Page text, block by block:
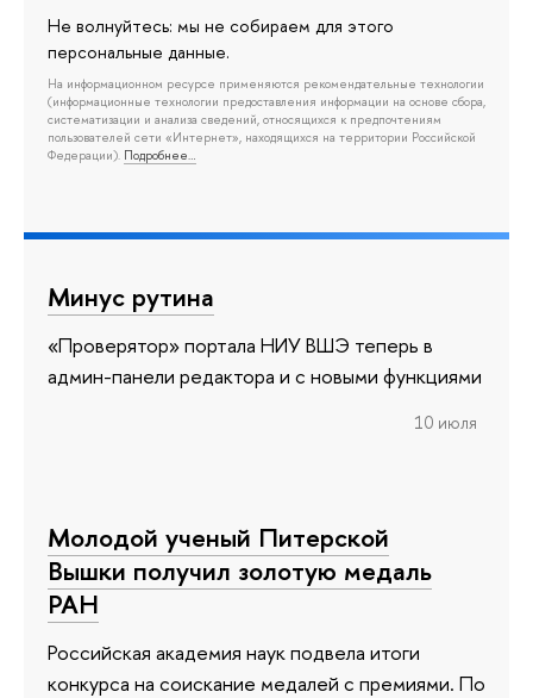
Не волнуйтесь: мы не собираем для этого
персональные данные.
На информационном ресурсе применяются рекомендательные технологии
(информационные технологии предоставления информации на основе сбора,
систематизации и анализа сведений, относящихся к предпочтениям
пользователей сети «Интернет», находящихся на территории Российской
Федерации). Подробнее…
Минус рутина
«Проверятор» портала НИУ ВШЭ теперь в
админ-панели редактора и с новыми функциями
10 июля
Молодой ученый Питерской
Вышки получил золотую медаль
РАН
Российская академия наук подвела итоги
конкурса на соискание медалей с премиями. По